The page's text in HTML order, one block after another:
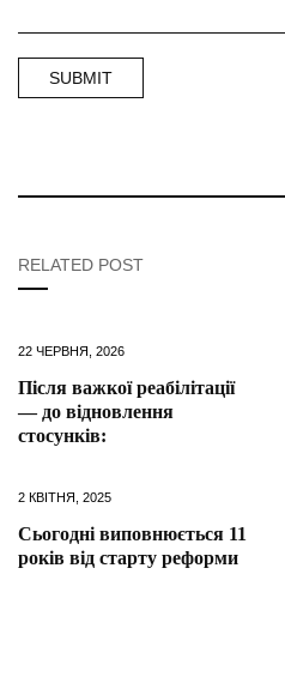
RELATED POST
22 ЧЕРВНЯ, 2026
Після важкої реабілітації
— до відновлення
стосунків:
2 КВІТНЯ, 2025
Сьогодні виповнюється 11
років від старту реформи